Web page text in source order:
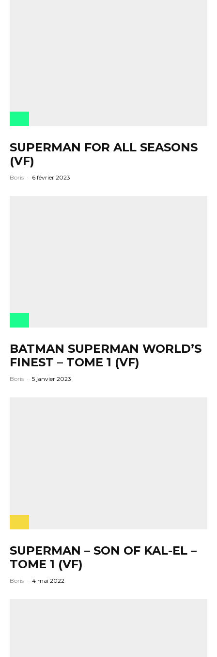
SUPERMAN FOR ALL SEASONS
(VF)
Boris · 6 février 2023
BATMAN SUPERMAN WORLD’S
FINEST – TOME 1 (VF)
Boris · 5 janvier 2023
SUPERMAN – SON OF KAL-EL –
TOME 1 (VF)
Boris · 4 mai 2022